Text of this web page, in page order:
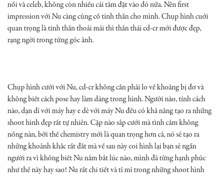
nổi và celeb, không còn nhiều cái tâm đặt vào đó nữa. Nên first
impression với Nu càng củng cố tinh thần cho mình. Chụp hình cuới
quan trọng là tinh thần thoải mái thì thần thái cd-cr mới được đẹp,
rạng ngời trong từng góc ảnh.
Chụp hình cưới với Nu, cd-cr không cần phải lo về khoảng bị đơ và
không biết cách pose hay làm dáng trong hình. Người nào, tính cách
nào, dạn dĩ với máy hay e dè với máy Nu đều có khả năng tạo ra những
shoot hình đẹp rất tự nhiên. Cặp nào sắp cưới mà tình cảm không
nồng nàn, bởi thế chemistry mới là quan trọng hơn cả, nó sẽ tạo ra
những khoảnh khắc rất đắt mà về sau này coi hình lại bạn sẽ ngẩn
người ra vì không biết Nu nắm bắt lúc nào, mình đã từng hạnh phúc
như thế này hay sao! Nu rất chi tiết và tỉ mỉ trong những shoot hình